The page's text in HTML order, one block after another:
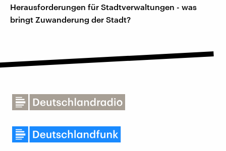
Herausforderungen für Stadtverwaltungen - was
bringt Zuwanderung der Stadt?